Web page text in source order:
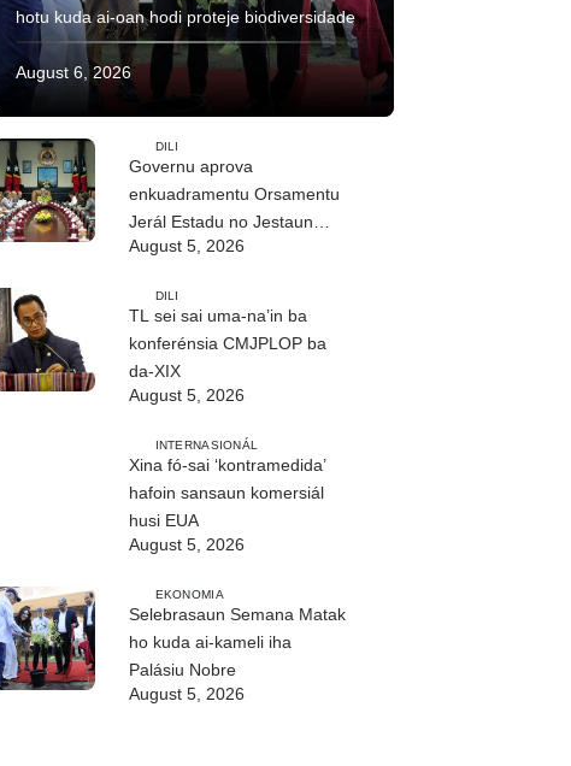
hotu kuda ai-oan hodi proteje biodiversidade
August 6, 2026
DILI
Governu aprova
enkuadramentu Orsamentu
Jerál Estadu no Jestaun
Finanseira Públika
August 5, 2026
DILI
TL sei sai uma-na’in ba
konferénsia CMJPLOP ba
da-XIX
August 5, 2026
INTERNASIONÁL
Xina fó-sai ‘kontramedida’
hafoin sansaun komersiál
husi EUA
August 5, 2026
EKONOMIA
Selebrasaun Semana Matak
ho kuda ai-kameli iha
Palásiu Nobre
August 5, 2026